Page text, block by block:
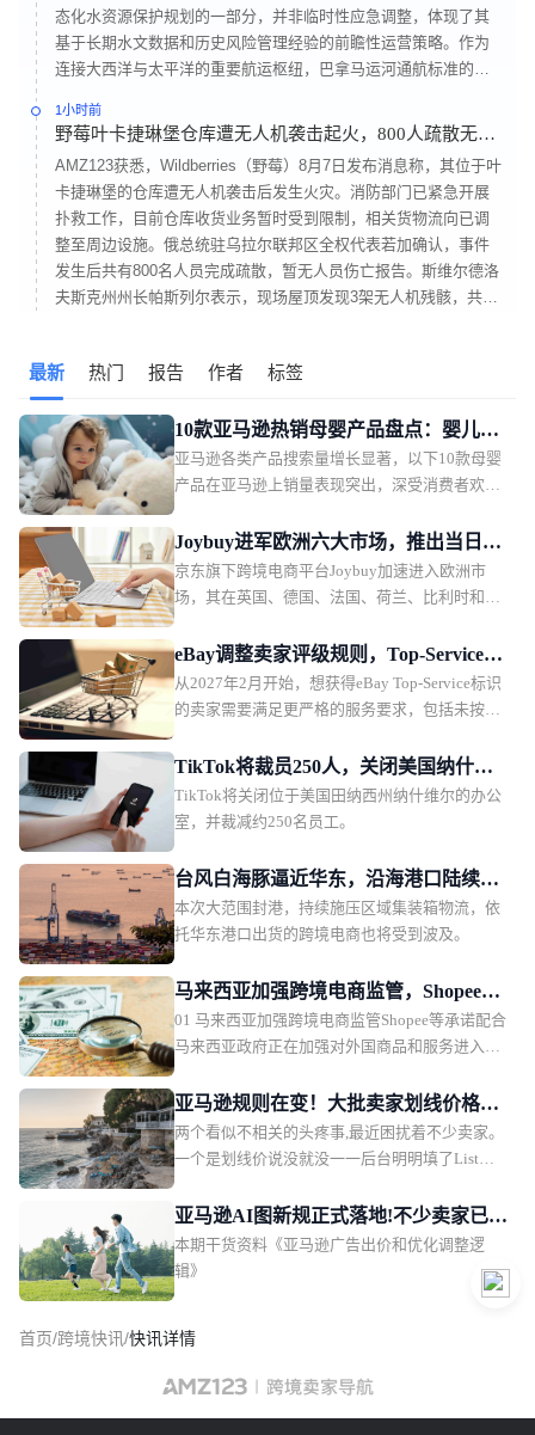
态化水资源保护规划的一部分，并非临时性应急调整，体现了其
基于长期水文数据和历史风险管理经验的前瞻性运营策略。作为
连接大西洋与太平洋的重要航运枢纽，巴拿马运河通航标准的变
及物流成本结构。此次吃水限制收紧预计将对国际集装箱、干散
货及液货航运市场带来持续性成本影响，船公司可能采取减载措
施，或调整航线选择，转向苏伊士运河或好望角绕航，进一步影
响当前处于紧平衡状态的跨洋运价体系。
1小时前
野莓叶卡捷琳堡仓库遭无人机袭击起火，800人疏散无伤
亡
AMZ123获悉，Wildberries（野莓）8月7日发布消息称，其位于叶
卡捷琳堡的仓库遭无人机袭击后发生火灾。消防部门已紧急开展
扑救工作，目前仓库收货业务暂时受到限制，相关货物流向已调
整至周边设施。俄总统驻乌拉尔联邦区全权代表若加确认，事件
发生后共有800名人员完成疏散，暂无人员伤亡报告。斯维尔德洛
夫斯克州州长帕斯列尔表示，现场屋顶发现3架无人机残骸，共有
风险正在从偶发事件逐渐转变为影响平台履约稳定性的长期因
素，卖家需持续关注乌拉尔地区仓储备份方案及跨区域调拨成
本。
最新 热门 报告 作者 标签
10款亚马逊热销母婴产品盘点：婴儿护
理产品月销过万
亚马逊各类产品搜索量增长显著，以下10款母婴
产品在亚马逊上销量表现突出，深受消费者欢
售额49.36万美元，销量2.2万。
Joybuy进军欧洲六大市场，推出当日配
送和低价会员模式
京东旗下跨境电商平台Joybuy加速进入欧洲市
场，其在英国、德国、法国、荷兰、比利时和卢
低价会员服务以及自建物流体系。
eBay调整卖家评级规则，Top-Service标
识获取难度提升
从2027年2月开始，想获得eBay Top-Service标识
的卖家需要满足更严格的服务要求，包括未按时
码的比例超过90%。
TikTok将裁员250人，关闭美国纳什维
尔办公室
TikTok将关闭位于美国田纳西州纳什维尔的办公
室，并裁减约250名员工。
台风白海豚逼近华东，沿海港口陆续封
港停作业
本次大范围封港，持续施压区域集装箱物流，依
托华东港口出货的跨境电商也将受到波及。
马来西亚加强跨境电商监管，Shopee等
承诺配合；TikTok Shop今年GMV或轻
松超过1000亿美元；印尼将于11月开始
01 马来西亚加强跨境电商监管Shopee等承诺配合
马来西亚政府正在加强对外国商品和服务进入国
动线上市场建立更加公平的竞争环境。马来西亚
财政部副部长 Liew Chin Tong（刘镇东） 表示，
政府已成立由主要电商平台运营商组成的工作小
及 Grab 等平台，重点讨论外国商品大量进入马来
西亚市场但监管不足的问题。
亚马逊规则在变！大批卖家划线价格异
常，BD越跑越亏
两个看似不相关的头疼事,最近困扰着不少卖家。
一个是划线价说没就没一一后台明明填了List
以然。另一个是BD活动越跑越亏,第一次跑利润
还行，第二次第三次价格被压得越来越低，最后
几乎白干。这两件事,其实是同一条逻辑链上的两
个环节。一、划线价不是随便填,平台已整顿List
规则,管的是"活动价能定多低"。 一个影响转化率,
清楚。很多卖家的老观念是:List Price填高一点,划
线价看着折扣大,转化就好。这个思路,今年已经彻
亚马逊AI图新规正式落地!不少卖家已被
通知
本期干货资料《亚马逊广告出价和优化调整逻
辑》
首页/跨境快讯/快讯详情